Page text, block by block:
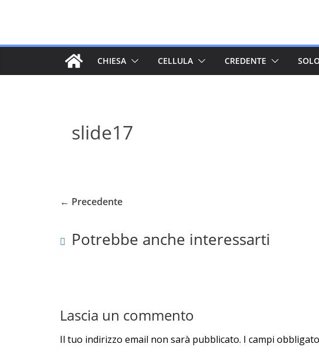
CHIESA CELLULA CREDENTE
slide17
← Precedente
Potrebbe anche interessarti
Lascia un commento
Il tuo indirizzo email non sarà pubblicato. I campi